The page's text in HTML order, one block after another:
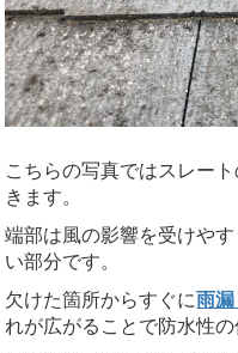
こちらの写真ではスレー
きます。
端部は風の影響を受けや
い部分です。
欠けた箇所からすぐに雨
れが広がることで防水性の